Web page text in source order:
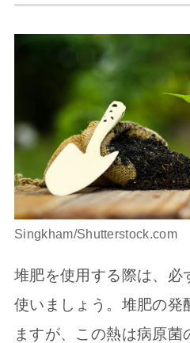
Singkham/Shutterstock.com
堆肥を使用する際は、必
使いましょう。堆肥の発
ますが、この熱は病原